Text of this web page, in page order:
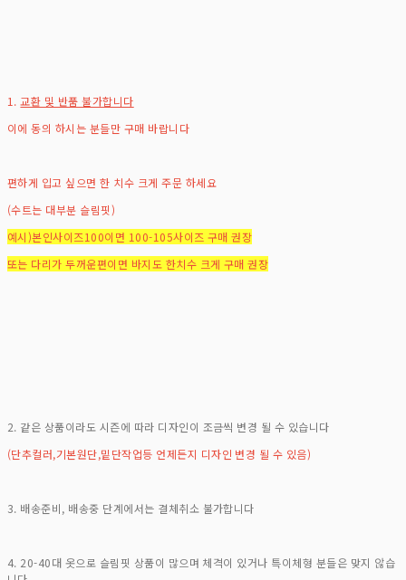
1.교환 및 반품 불가합니다
이에 동의 하시는 분들만 구매 바랍니다
편하게 입고 싶으면 한 치수 크게 주문 하세요
(수트는 대부분 슬림핏)
예시)본인사이즈100이면 100-105사이즈 구매 권장
또는 다리가 두꺼운편이면 바지도 한치수 크게 구매 권장
2. 같은 상품이라도 시즌에 따라 디자인이 조금씩 변경 될 수 있습니다
(단추컬러,기본원단,밑단작업등 언제든지 디자인 변경 될 수 있음)
3. 배송준비, 배송중 단계에서는 결체취소 불가합니다
4. 20-40대 옷으로 슬림핏 상품이 많으며 체격이 있거나 특이체형 분들은 맞지 않습